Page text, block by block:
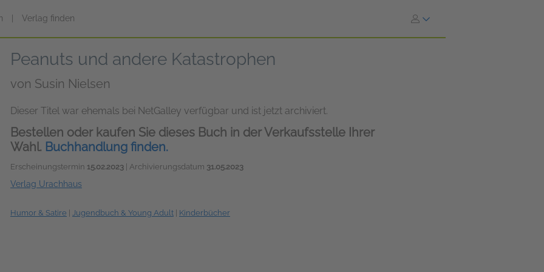
Verlag finden
Peanuts und andere Katastrophen
von Susin Nielsen
Dieser Titel war ehemals bei NetGalley verfügbar und ist jetzt archiviert.
Bestellen oder kaufen Sie dieses Buch in der Verkaufsstelle Ihrer
Wahl. Buchhandlung finden.
Erscheinungstermin 15.02.2023 | Archivierungsdatum 31.05.2023
Verlag Urachhaus
Humor & Satire Jugendbuch & Young Adult Kinderbücher